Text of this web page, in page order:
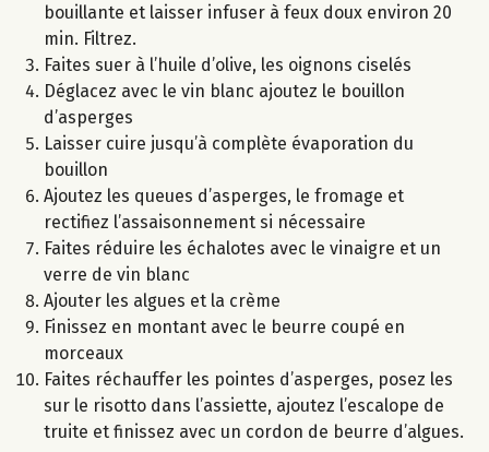
bouillante et laisser infuser à feux doux environ 20
min. Filtrez.
Faites suer à l’huile d’olive, les oignons ciselés
Déglacez avec le vin blanc ajoutez le bouillon
d’asperges
Laisser cuire jusqu’à complète évaporation du
bouillon
Ajoutez les queues d’asperges, le fromage et
rectifiez l’assaisonnement si nécessaire
Faites réduire les échalotes avec le vinaigre et un
verre de vin blanc
Ajouter les algues et la crème
Finissez en montant avec le beurre coupé en
morceaux
Faites réchauffer les pointes d’asperges, posez les
sur le risotto dans l’assiette, ajoutez l’escalope de
truite et finissez avec un cordon de beurre d’algues.